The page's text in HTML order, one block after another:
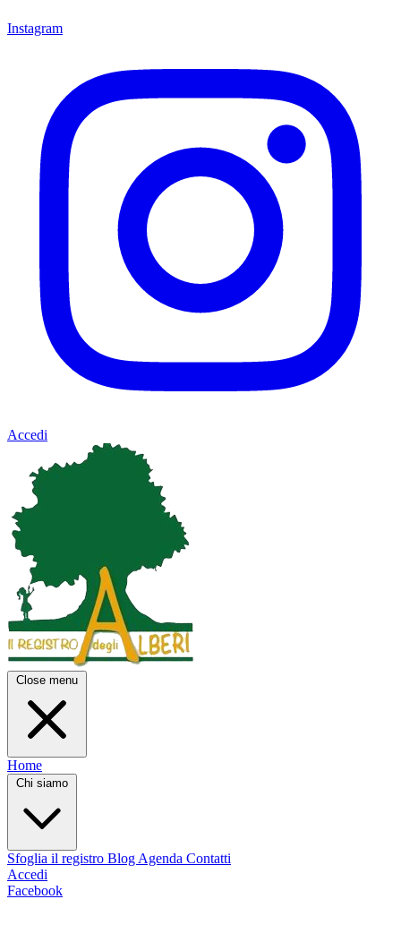
Instagram
Accedi
Close menu
Home
Chi siamo
Sfoglia il registro Blog Agenda Contatti
Accedi
Facebook